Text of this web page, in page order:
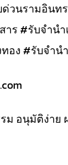
วนรามอินท
าร #รับจำน
อง #รับจำน
ม อนุมัติง่าย